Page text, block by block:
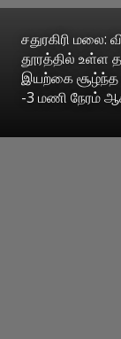
சதுரகிரி மலை:
தூரத்தில் உள்ள
இயற்கை சூழ்ந்த
-3 மணி நேரம்